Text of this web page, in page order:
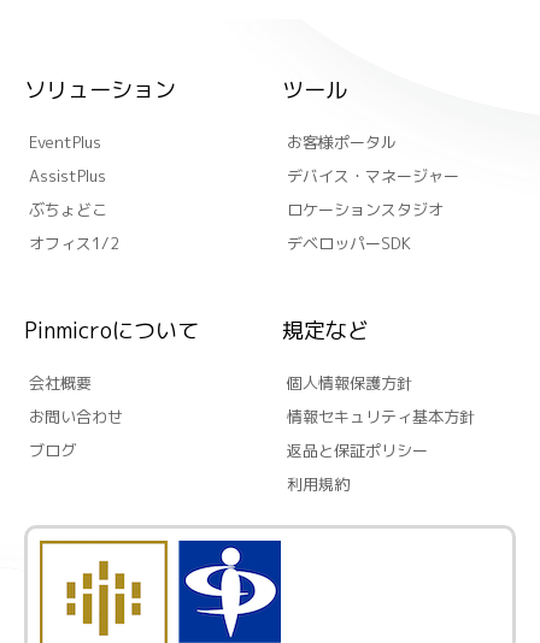
ソリューション
EventPlus
AssistPlus
ぶちょどこ
オフィス1/2
ツール
お客様ポータル
デバイス・マネージャー
ロケーションスタジオ
デベロッパーSDK
Pinmicroについて
会社概要
お問い合わせ
ブログ
規定など
個人情報保護方針
情報セキュリティ基本方針
返品と保証ポリシー
利用規約